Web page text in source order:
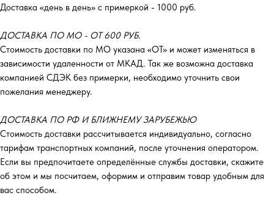
Доставка «день в день» с примеркой - 1000 руб.
ДОСТАВКА ПО МО - ОТ 600 РУБ.
Стоимость доставки по МО указана «ОТ»‎ и может изменяться в
зависимости удаленности от МКАД. Так же возможна доставка
компанией СДЭК без примерки, необходимо уточнить свои
пожелания менеджеру.
ДОСТАВКА ПО РФ И БЛИЖНЕМУ ЗАРУБЕЖЬЮ
Стоимость доставки рассчитывается индивидуально, согласно
тарифам транспортных компаний, после уточнения оператором.
Если вы предпочитаете определённые службы доставки, скажите
об этом и мы посчитаем, оформим и отправим товар удобным для
вас способом.